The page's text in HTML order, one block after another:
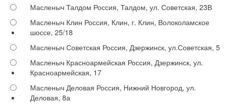
Масленыч Талдом Россия, Талдом, ул. Советская, 23В
Масленыч Клин Россия, Клин, г. Клин, Волоколамское
шоссе, 25/18
Масленыч Советская Россия, Дзержинск, ул.Советская, 5
Масленыч Красноармейская Россия, Дзержинск, ул.
Красноармейская, 17
Масленыч Деловая Россия, Нижний Новгород, ул.
Деловая, 8а